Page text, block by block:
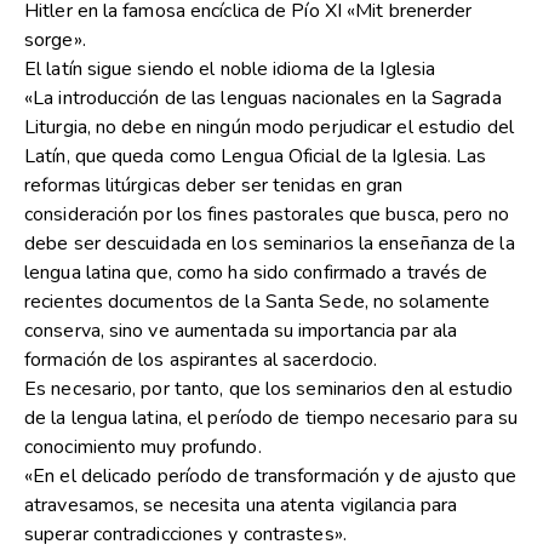
Hitler en la famosa encíclica de Pío XI «Mit brenerder
sorge».
El latín sigue siendo el noble idioma de la Iglesia
«La introducción de las lenguas nacionales en la Sagrada
Liturgia, no debe en ningún modo perjudicar el estudio del
Latín, que queda como Lengua Oficial de la Iglesia. Las
reformas litúrgicas deber ser tenidas en gran
consideración por los fines pastorales que busca, pero no
debe ser descuidada en los seminarios la enseñanza de la
lengua latina que, como ha sido confirmado a través de
recientes documentos de la Santa Sede, no solamente
conserva, sino ve aumentada su importancia par ala
formación de los aspirantes al sacerdocio.
Es necesario, por tanto, que los seminarios den al estudio
de la lengua latina, el período de tiempo necesario para su
conocimiento muy profundo.
«En el delicado período de transformación y de ajusto que
atravesamos, se necesita una atenta vigilancia para
superar contradicciones y contrastes».